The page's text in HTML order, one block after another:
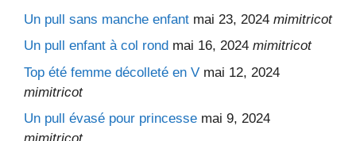
Un pull sans manche enfant mai 23, 2024 mimitricot
Un pull enfant à col rond mai 16, 2024 mimitricot
Top été femme décolleté en V mai 12, 2024
mimitricot
Un pull évasé pour princesse mai 9, 2024